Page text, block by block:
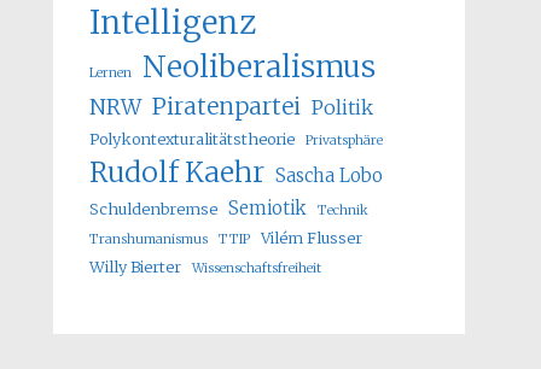
Intelligenz
Lernen Neoliberalismus
NRW Piratenpartei Politik
Polykontexturalitätstheorie Privatsphäre
Rudolf Kaehr Sascha Lobo
Schuldenbremse Semiotik
Technik
Transhumanismus
TTIP
Vilém Flusser
Willy Bierter
Wissenschaftsfreiheit